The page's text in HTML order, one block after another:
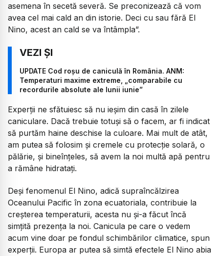
asemena în secetă severă. Se preconizează că vom
avea cel mai cald an din istorie. Deci cu sau fără El
Nino, acest an cald se va întâmpla”.
UPDATE Cod roșu de caniculă în România. ANM:
Temperaturi maxime extreme, „comparabile cu
recordurile absolute ale lunii iunie”
Experții ne sfătuiesc să nu ieșim din casă în zilele
caniculare. Dacă trebuie totuși să o facem, ar fi indicat
să purtăm haine deschise la culoare. Mai mult de atât,
am putea să folosim și cremele cu protecție solară, o
pălărie, și bineînțeles, să avem la noi multă apă pentru
a rămâne hidratați.
Deși fenomenul El Nino, adică supraîncălzirea
Oceanului Pacific în zona ecuatoriala, contribuie la
creșterea temperaturii, acesta nu și-a făcut încă
simțită prezența la noi. Canicula pe care o vedem
acum vine doar pe fondul schimbărilor climatice, spun
experții. Europa ar putea să simtă efectele El Nino abia